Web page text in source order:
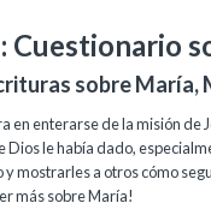
Cuestionario
sobre María,
en enterarse de la misión de
Dios le había dado,
mostrarles a otros cómo
más sobre María!